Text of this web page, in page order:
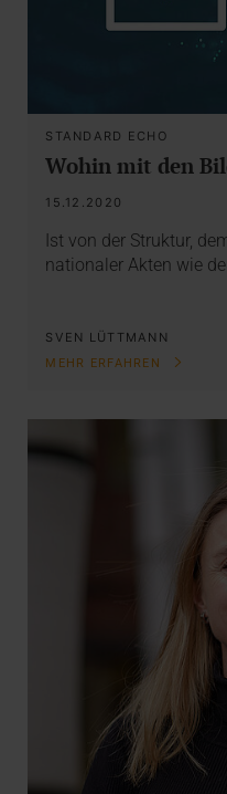
STANDARD ECHO
Wohin mit den
15.12.2020
Ist von der Struktur,
nationaler Akten wie
SVEN LÜTTMANN
MEHR ERFAHREN